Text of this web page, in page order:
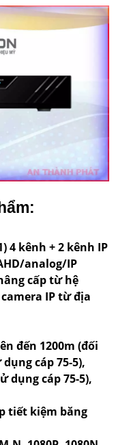
4 kênh + 2 kênh IP
analog/IP
cấp từ hệ
IP từ địa
đến 1200m (đối
cáp 75-5),
dụng cáp 75-5),
tiết kiệm băng